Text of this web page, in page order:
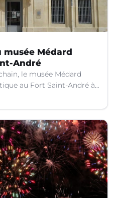
musée Médard
André
le musée Médard
au Fort Saint-André à